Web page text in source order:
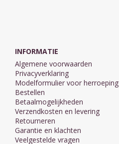
INFORMATIE
Algemene voorwaarden
Privacyverklaring
Modelformulier voor herroeping
Bestellen
Betaalmogelijkheden
Verzendkosten en levering
Retourneren
Garantie en klachten
Veelgestelde vragen